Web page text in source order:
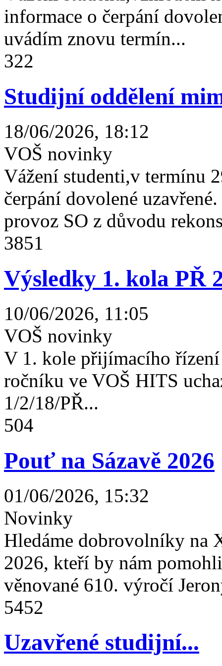
informace o čerpání
uvádím znovu termín...
322
Studijní oddělení
18/06/2026, 18:12
VOŠ novinky
Vážení studenti,v termínu
čerpání dovolené
provoz SO z důvodu
3851
Výsledky 1. kola PŘ
10/06/2026, 11:05
VOŠ novinky
V 1. kole přijímacího
ročníku ve VOŠ HITS
1/2/18/PŘ...
504
Pouť na Sázavě 2026
01/06/2026, 15:32
Novinky
Hledáme dobrovolníky na
2026, kteří by nám
věnované 610. výročí
5452
Uzavřené studijní...